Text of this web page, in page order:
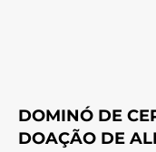
DOMINÓ DE
DOAÇÃO DE